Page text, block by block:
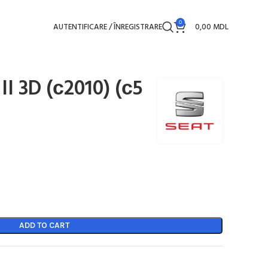
AUTENTIFICARE / ÎNREGISTRARE 0 0,00 MDL
3D (с2010) (с5
ADD TO CART